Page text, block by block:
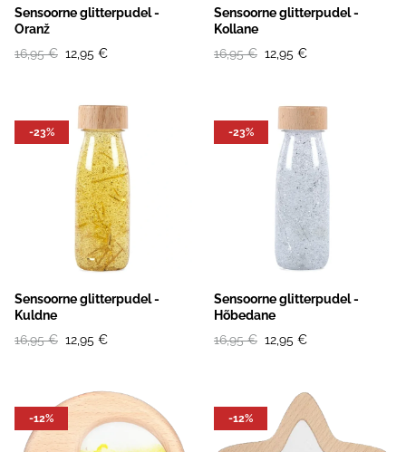
Sensoorne glitterpudel -
Oranž
16,95 € 12,95 €
Sensoorne glitterpudel -
Kollane
16,95 € 12,95 €
-23%
Sensoorne glitterpudel -
Kuldne
16,95 € 12,95 €
-23%
Sensoorne glitterpudel -
Hõbedane
16,95 € 12,95 €
-12% -12%